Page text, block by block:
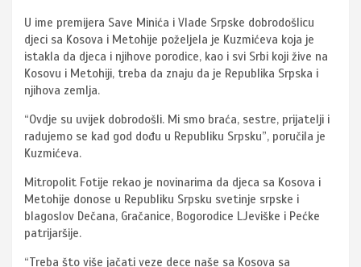
U ime premijera Save Minića i Vlade Srpske dobrodošlicu
djeci sa Kosova i Metohije poželjela je Kuzmićeva koja je
istakla da djeca i njihove porodice, kao i svi Srbi koji žive na
Kosovu i Metohiji, treba da znaju da je Republika Srpska i
njihova zemlja.
“Ovdje su uvijek dobrodošli. Mi smo braća, sestre, prijatelji i
radujemo se kad god dođu u Republiku Srpsku”, poručila je
Kuzmićeva.
Mitropolit Fotije rekao je novinarima da djeca sa Kosova i
Metohije donose u Republiku Srpsku svetinje srpske i
blagoslov Dečana, Gračanice, Bogorodice LJeviške i Pećke
patrijaršije.
“Treba što više jačati veze dece naše sa Kosova sa